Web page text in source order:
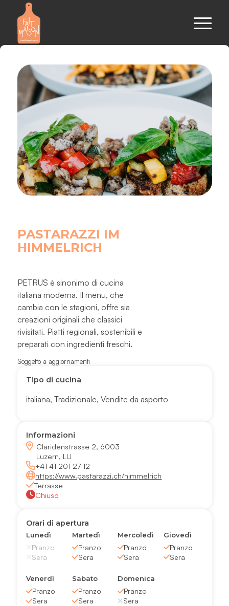
PASTARAZZI IM
HIMMELRICH
PETRUS è sinonimo di cucina
italiana moderna. Il menu, che
cambia con le stagioni, offre sia
creazioni originali che classici
rivisitati. Piatti regionali, sostenibili e
preparati con ingredienti freschi.
Soggetto a aggiornamenti
Tipo di cucina
italiana,Tradizionale,Vendite da asporto
Informazioni
Claridenstrasse 2, 6003
Luzern, LU
+41 41 201 27 12
https://www.pastarazzi.ch/himmelrich
Terrasse
Chiuso
Orari di apertura
Lunedì
Pranzo
Sera
Martedì
Pranzo
Sera
Mercoledì
Pranzo
Sera
Giovedì
Pranzo
Sera
Venerdì
Pranzo
Sera
Sabato
Pranzo
Sera
Domenica
Pranzo
Sera